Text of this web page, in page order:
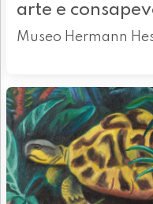
arte e
Museo Hermann